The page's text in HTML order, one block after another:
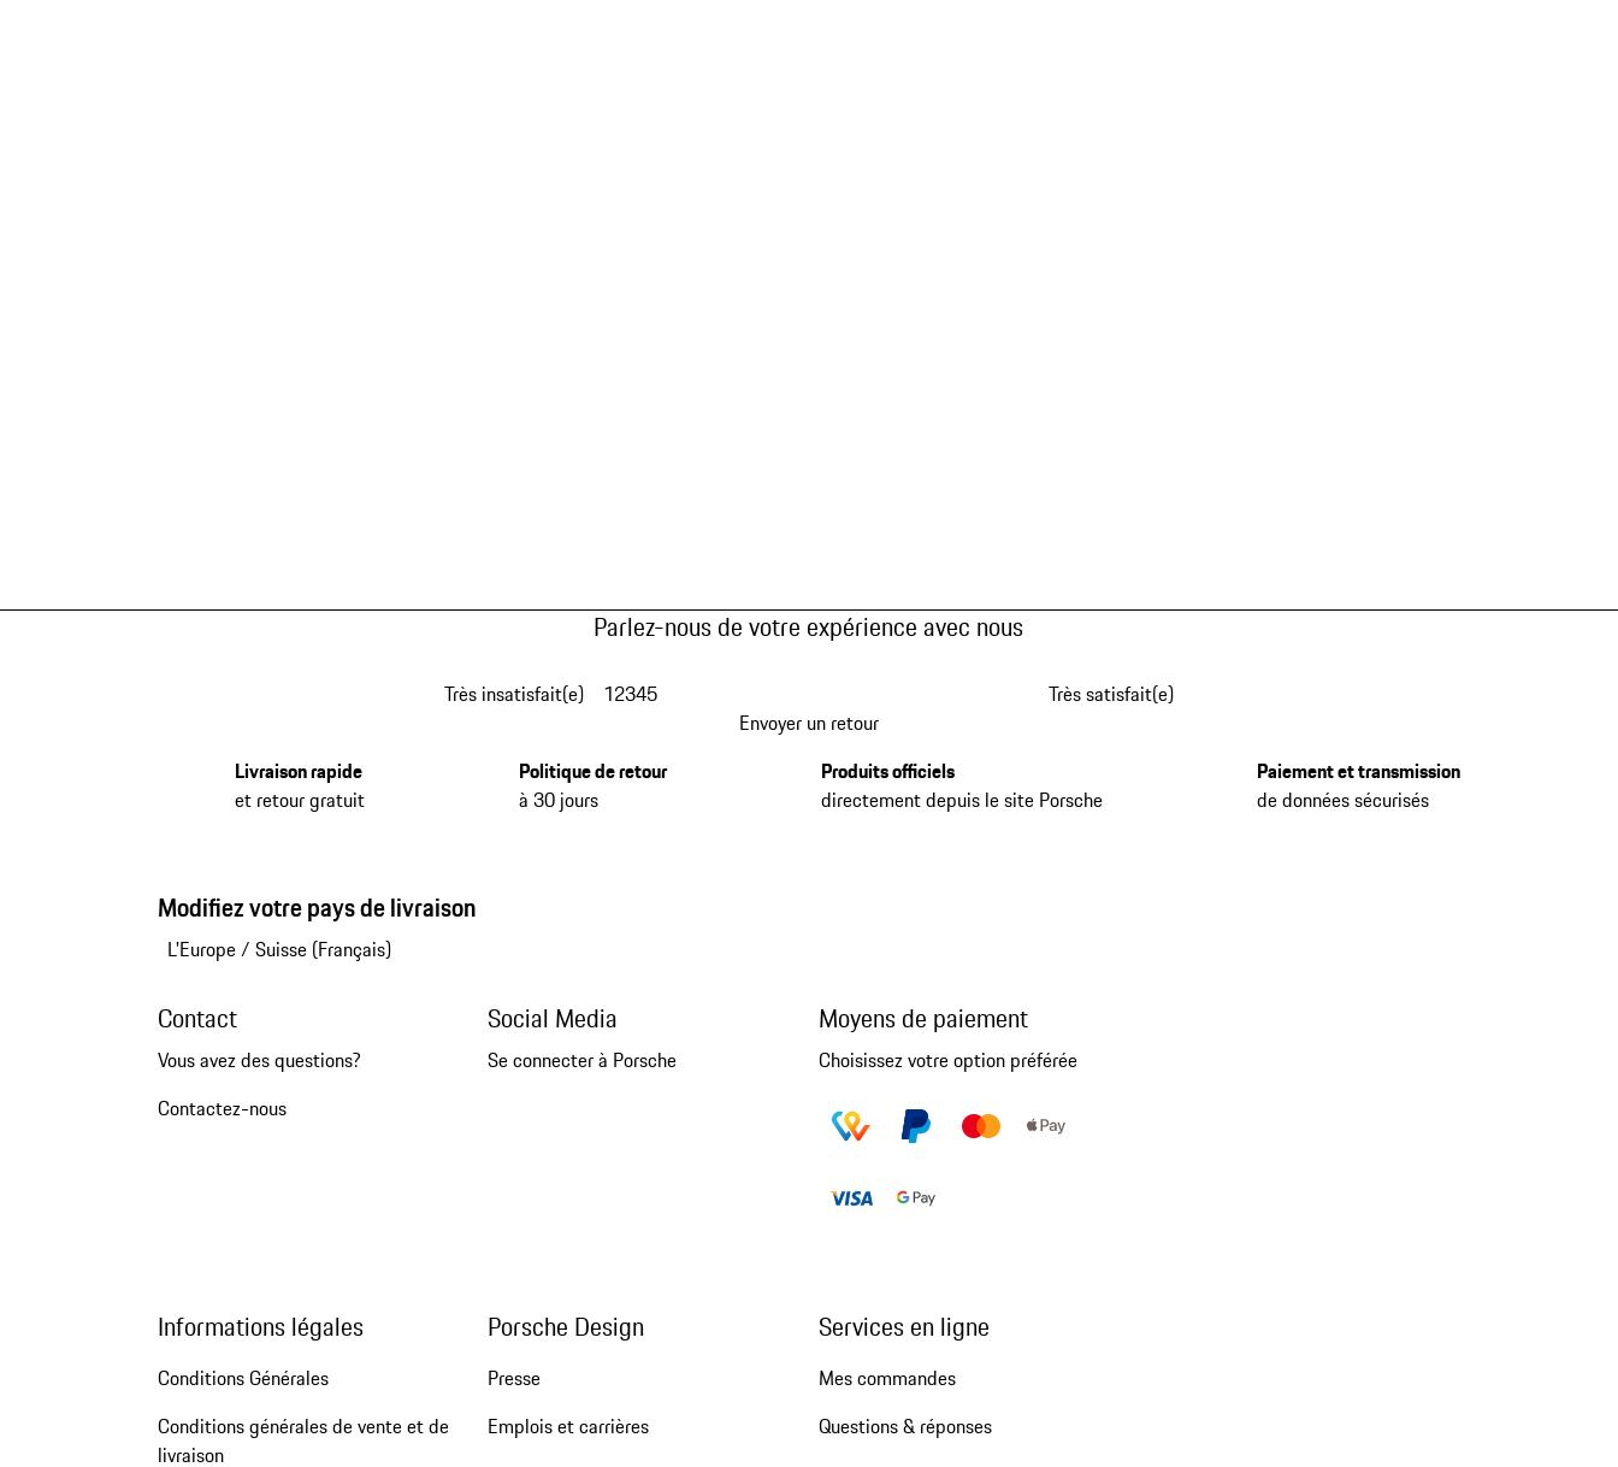
Parlez-nous de votre expérience avec nous
Très insatisfait(e) 12345
Très satisfait(e)
Envoyer un retour
Livraison rapide
et retour gratuit
Politique de retour
à 30 jours
Produits officiels
directement depuis le site Porsche
Paiement et transmission
de données sécurisés
Modifiez votre pays de livraison
L'Europe/ Suisse (Français)
Contact
Vous avez des questions?
Contactez-nous
Social Media
Se connecter à Porsche
Moyens de paiement
Choisissez votre option préférée
Informations légales
Conditions Générales
Conditions générales de vente et de
livraison
Porsche Design
Presse
Emplois et carrières
Services en ligne
Mes commandes
Questions & réponses